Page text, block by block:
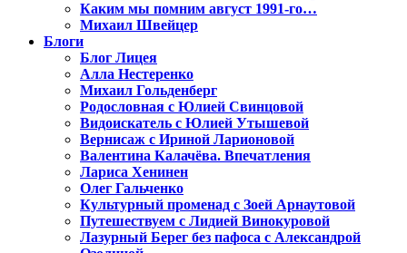
Каким мы помним август 1991-го…
Михаил Швейцер
Блоги
Блог Лицея
Алла Нестеренко
Михаил Гольденберг
Родословная с Юлией Свинцовой
Видоискатель с Юлией Утышевой
Вернисаж с Ириной Ларионовой
Валентина Калачёва. Впечатления
Лариса Хенинен
Олег Гальченко
Культурный променад с Зоей Арнаутовой
Путешествуем с Лидией Винокуровой
Лазурный Берег без пафоса с Александрой